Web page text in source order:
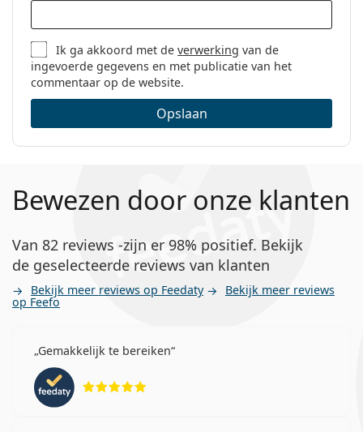
Ik ga akkoord met deverwerking van de
ingevoerde gegevens en met publicatie van het
commentaar op de website.
Opslaan
Bewezen door onze klanten
Van 82 reviews -zijn er 98% positief. Bekijk
de geselecteerde reviews van klanten
Bekijk meer reviews op Feedaty Bekijk meer reviews
op Feefo
Gemakkelijk te bereiken